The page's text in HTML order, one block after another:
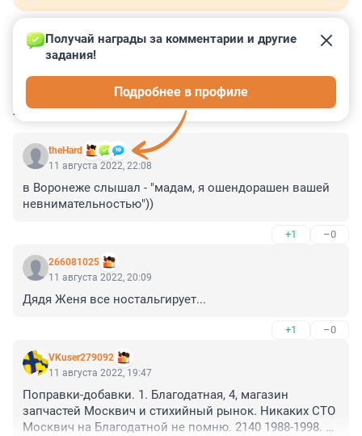
КОММЕНТАРИИ 16
theHard
Получай награды за комментарии и другие
задания!
Подробнее в профиле
11 августа 2022, 22:08
в Воронеже слышал - "мадам, я ошендорашен вашей
невнимательностью"))
+1 –0
266081025
11 августа 2022, 20:09
Дядя Женя все ностальгирует...
+1 –0
VKuser279092
11 августа 2022, 19:47
Поправки-добавки. 1. Благодатная, 4, магазин
запчастей Москвич и стихийный рынок. Никаких СТО
Москвич на Благодатной не помню. 2140 1988-1998. 2.